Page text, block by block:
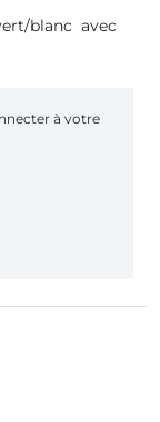
blanc avec
à votre